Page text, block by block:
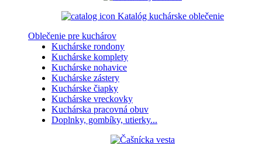
Katalóg kuchárske oblečenie
Oblečenie pre kuchárov
Kuchárske rondony
Kuchárske komplety
Kuchárske nohavice
Kuchárske zástery
Kuchárske čiapky
Kuchárske vreckovky
Kuchárska pracovná obuv
Doplnky, gombíky, utierky...